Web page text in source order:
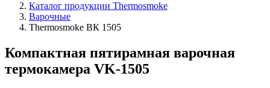
Каталог продукции Thermosmoke
Варочные
Thermosmoke ВК 1505
Компактная пятирамная варочная
термокамера VK-1505